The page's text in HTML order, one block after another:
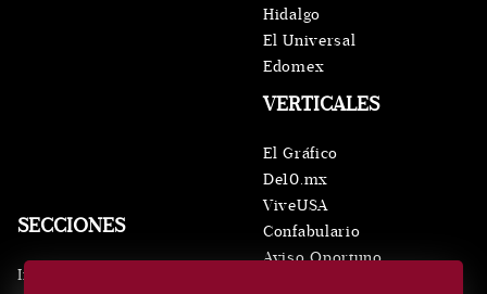
SECCIONES
Inicio
VERTICALES
El Gráfico
De10.mx
ViveUSA
Confabulario
Aviso Oportuno
Hidalgo
El Universal
Edomex